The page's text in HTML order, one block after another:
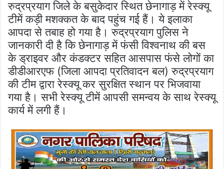
रुद्रप्रयाग जिले के बसुकेदार स्थित छेनागाड़ में रेस्क्यू
टीमें कड़ी मशक्कत के बाद पहुंच गई हैं। ये इलाका
आपदा से तबाह हो गया है। रुद्रप्रयाग पुलिस ने
जानकारी दी है कि छेनागाड़ में फंसी विश्वनाथ की बस
के ड्राइवर और कंडक्टर सहित आसपास फंसे लोगों का
डीडीआरएफ (जिला आपदा प्रतिवादन बल) रुद्रप्रयाग
की टीम द्वारा रेस्क्यू कर सुरक्षित स्थान पर भिजवाया
गया है। सभी रेस्क्यू टीमें आपसी समन्वय के साथ रेस्क्यू
कार्य में लगी हैं।